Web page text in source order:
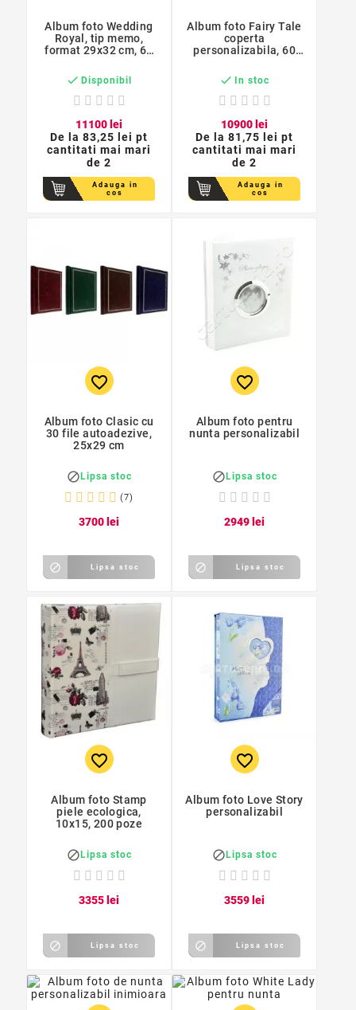
Album foto Wedding
Royal, tip memo,
format 29x32 cm, 60
 Disponibil
11100 lei
De la83,25 lei pt
cantitati mai mari
de 2
Adauga in
cos
Album foto Fairy Tale
coperta
personalizabila, 60
cm
 In stoc
10900 lei
De la81,75 lei pt
cantitati mai mari
de 2
Adauga in
cos
favorite_border
Album foto Clasic cu
30 file autoadezive,
25x29 cm
 Lipsa stoc
(7)
3700lei
 Lipsa stoc
favorite_border
Album foto pentru
nunta personalizabil
 Lipsa stoc
2949lei
 Lipsa stoc
favorite_border
Album foto Stamp
piele ecologica,
10x15, 200 poze
 Lipsa stoc
3355 lei
 Lipsa stoc
favorite_border
Album foto Love Story
personalizabil
 Lipsa stoc
3559 lei
 Lipsa stoc